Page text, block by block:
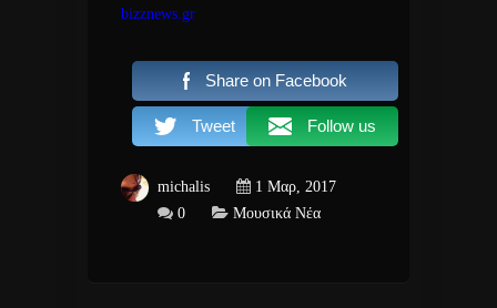
bizznews.gr
Share on Facebook
Tweet Follow us
michalis
1 Μαρ, 2017
0
Μουσικά Νέα